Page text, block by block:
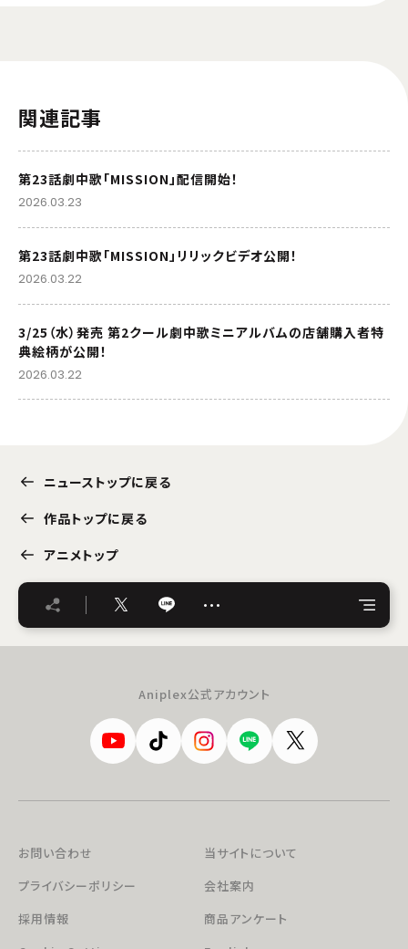
関連記事
第23話劇中歌「MISSION」配信開始！
2026.03.23
第23話劇中歌「MISSION」リリックビデオ公開！
2026.03.22
3/25（水）発売 第2クール劇中歌ミニアルバムの店舗購入者特
典絵柄が公開！
2026.03.22
ニューストップに戻る
作品トップに戻る
アニメトップ
…
Aniplex公式アカウント
お問い合わせ
当サイトについて
プライバシーポリシー
会社案内
採用情報
商品アンケート